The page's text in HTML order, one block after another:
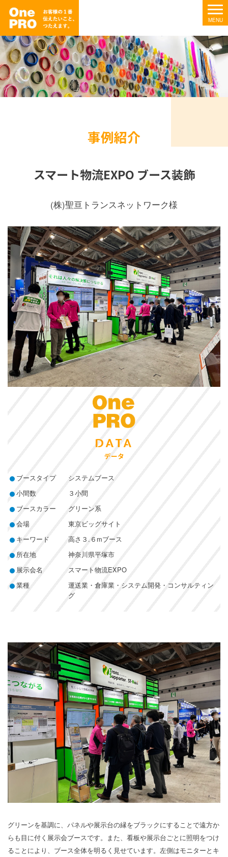
事例紹介
スマート物流EXPO ブース装飾
(株)聖亘トランスネットワーク様
DATA
データ
ブースタイプ
システムブース
小間数
３小間
ブースカラー
グリーン系
会場
東京ビッグサイト
キーワード
高さ３.６mブース
所在地
神奈川県平塚市
展示会名
スマート物流EXPO
業種
運送業・倉庫業・システム開発・コンサルティン
グ
グリーンを基調に、パネルや展示台の縁をブラックにすることで遠方か
らも目に付く展示会ブースです。また、看板や展示台ごとに照明をつけ
ることにより、ブース全体を明るく見せています。左側はモニターとキ